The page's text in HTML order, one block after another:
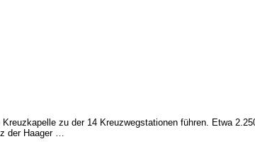
zu der 14 Kreuzwegstationen führen. Etwa
der Haager …